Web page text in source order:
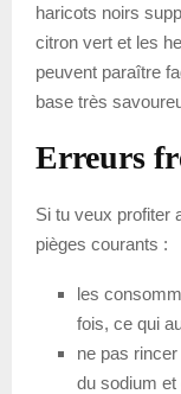
haricots noirs
citron vert et les
peuvent paraître
base très
Erreurs
Si tu veux profiter
pièges courants :
les
fois, ce qui
ne pas
du sodium et